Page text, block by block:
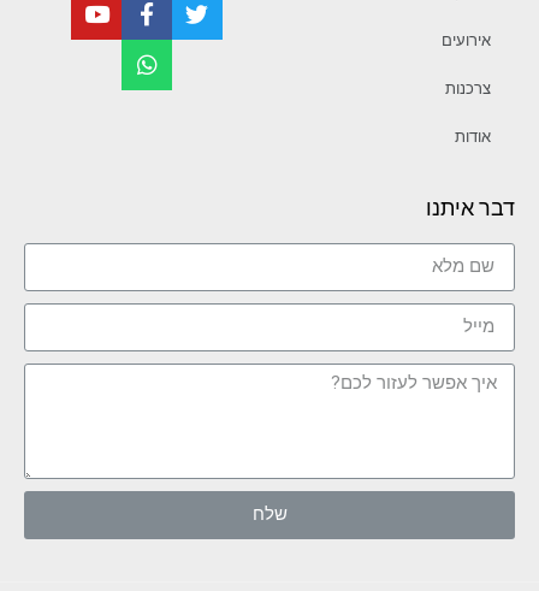
אירועים
צרכנות
אודות
דבר איתנו
שלח